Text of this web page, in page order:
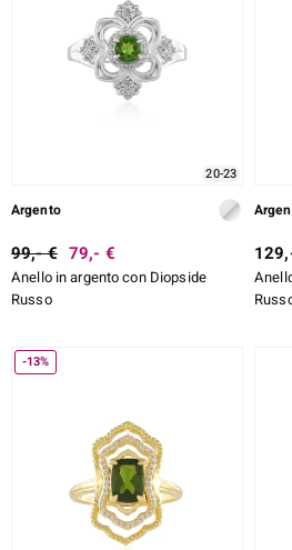
20-23
Argento
99,- € 79,- €
Anello in argento con Diopside
Russo
-13%